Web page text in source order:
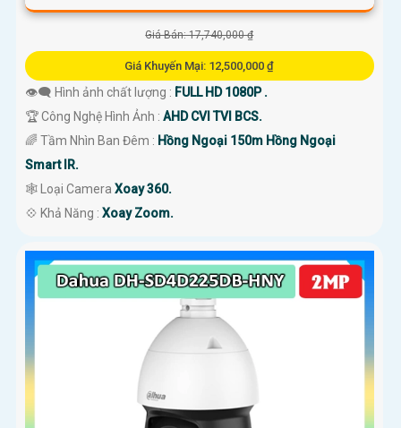
Giá Bán: 17,740,000 ₫
Giá Khuyến Mại: 12,500,000 ₫
👁️‍🗨 Hình ảnh chất lượng : FULL HD 1080P .
🏆 Công Nghệ Hình Ảnh : AHD CVI TVI BCS.
🌈 Tầm Nhìn Ban Đêm : Hồng Ngoại 150m Hồng Ngoại
Smart IR.
🕸️ Loại Camera Xoay 360.
️💠 Khả Năng : Xoay Zoom.